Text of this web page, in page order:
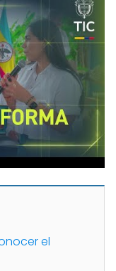
el